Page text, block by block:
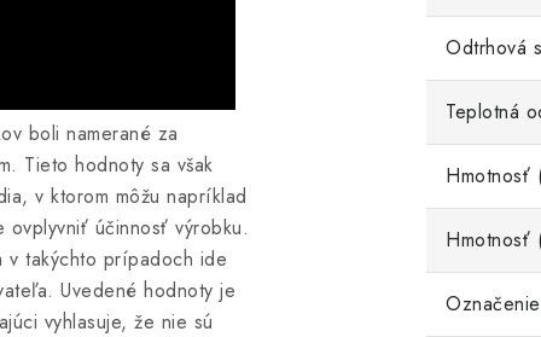
boli namerané za
Tieto hodnoty sa však
v ktorom môžu napríklad
ovplyvniť účinnosť výrobku.
v takýchto prípadoch ide
Uvedené hodnoty je
vyhlasuje, že nie sú
Odtrhová
Teplotná
Hmotnosť
Hmotnosť
Označenie